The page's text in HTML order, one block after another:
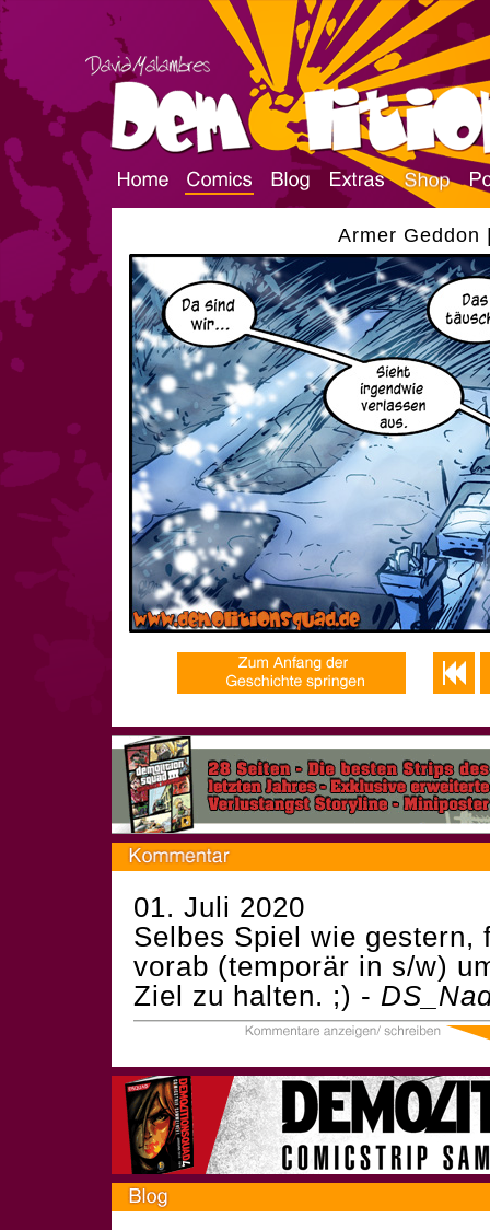
Armer Geddon
01. Juli 2020
Selbes Spiel wie gestern,
vorab (temporär in s/w)
Ziel zu halten. ;) -